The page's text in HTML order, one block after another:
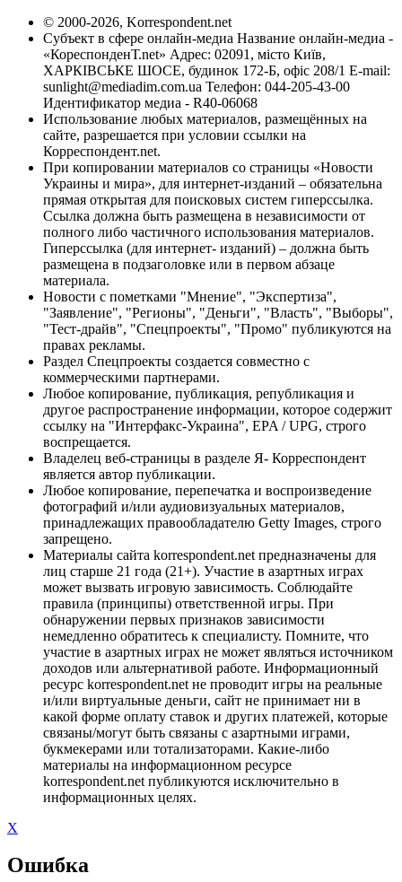
© 2000-2026, Korrespondent.net
Субъект в сфере онлайн-медиа Название онлайн-медиа -
«КореспонденТ.net» Адрес: 02091, місто Київ,
ХАРКІВСЬКЕ ШОСЕ, будинок 172-Б, офіс 208/1 E-mail:
sunlight@mediadim.com.ua Телефон: 044-205-43-00
Идентификатор медиа - R40-06068
Использование любых материалов, размещённых на
сайте, разрешается при условии ссылки на
Корреспондент.net.
При копировании материалов со страницы «Новости
Украины и мира», для интернет-изданий – обязательна
прямая открытая для поисковых систем гиперссылка.
Ссылка должна быть размещена в независимости от
полного либо частичного использования материалов.
Гиперссылка (для интернет- изданий) – должна быть
размещена в подзаголовке или в первом абзаце
материала.
Новости с пометками "Мнение", "Экспертиза",
"Заявление", "Регионы", "Деньги", "Власть", "Выборы",
"Тест-драйв", "Спецпроекты", "Промо" публикуются на
правах рекламы.
Раздел Спецпроекты создается совместно с
коммерческими партнерами.
Любое копирование, публикация, републикация и
другое распространение информации, которое содержит
ссылку на "Интерфакс-Украина", EPA / UPG, строго
воспрещается.
Владелец веб-страницы в разделе Я- Корреспондент
является автор публикации.
Любое копирование, перепечатка и воспроизведение
фотографий и/или аудиовизуальных материалов,
принадлежащих правообладателю Getty Images, строго
запрещено.
Материалы сайта korrespondent.net предназначены для
лиц старше 21 года (21+). Участие в азартных играх
может вызвать игровую зависимость. Соблюдайте
правила (принципы) ответственной игры. При
обнаружении первых признаков зависимости
немедленно обратитесь к специалисту. Помните, что
участие в азартных играх не может являться источником
доходов или альтернативой работе. Информационный
ресурс korrespondent.net не проводит игры на реальные
и/или виртуальные деньги, сайт не принимает ни в
какой форме оплату ставок и других платежей, которые
связаны/могут быть связаны с азартными играми,
букмекерами или тотализаторами. Какие-либо
материалы на информационном ресурсе
korrespondent.net публикуются исключительно в
информационных целях.
X
Ошибка